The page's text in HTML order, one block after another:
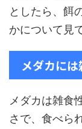
としたら、餌
かについて見
メダカに
メダカは雑食
さで、食べら